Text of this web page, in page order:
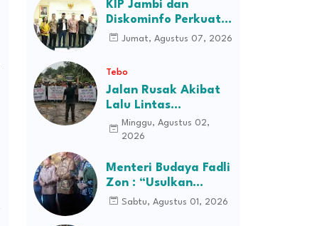
KIP Jambi dan
Diskominfo Perkuat
Sinergi dengan
Komisioner
Jumat, Agustus 07, 2026
Tebo
Jalan Rusak Akibat
Lalu Lintas
Kendaraan
Perusahaan,
Desa Kec Tebo Ilir
Bakal Blokade Jalan
Minggu, Agustus 02,
2026
Menteri Budaya Fadli
Zon : “Usulkan
Perusahaan Itu
Sabtu, Agustus 01, 2026